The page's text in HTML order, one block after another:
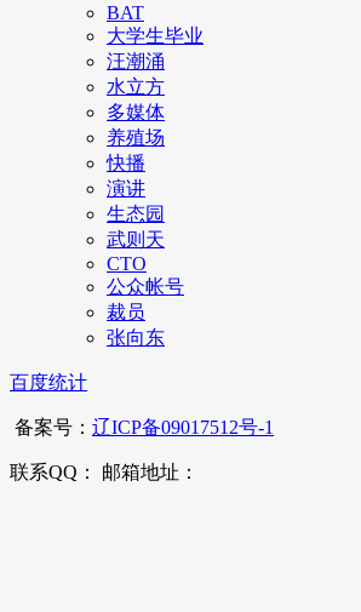
BAT
大学生毕业
汪潮涌
水立方
多媒体
养殖场
快播
演讲
生态园
武则天
CTO
公众帐号
裁员
张向东
百度统计
备案号： 辽ICP备09017512号-1
联系QQ： 邮箱地址：